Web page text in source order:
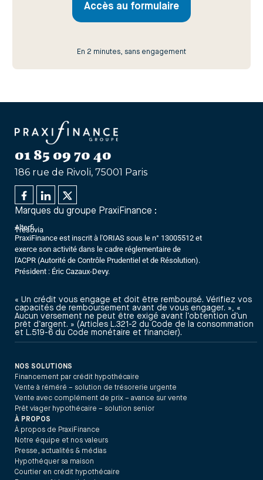
Accès au formulaire
En 2 minutes, sans engagement
01 85 09 70 40
186 rue de Rivoli, 75001 Paris
Marques du groupe PraxiFinance :
Alterfi
Trésovia
PraxiFinance est inscrit à l'ORIAS sous le n° 13005512 et
exerce son activité dans le cadre réglementaire de
l'ACPR (Autorité de Contrôle Prudentiel et de Résolution).
Président : Éric Cazaux-Devy.
« Un crédit vous engage et doit être remboursé. Vérifiez vos
capacités de remboursement avant de vous engager. », «
Aucun versement ne peut être exigé avant l’obtention d’un
prêt d’argent. » (Articles L.321-2 du Code de la consommation
et L.519-6 du Code monétaire et financier).
NOS SOLUTIONS
Financement par crédit hypothécaire
Vente à réméré – solution de trésorerie urgente
Vente avec complément de prix – avance sur vente
Prêt viager hypothécaire – solution senior
À PROPOS
À propos de PraxiFinance
Notre équipe et nos valeurs
Presse, actualités & médias
Hypothéquer sa maison
Courtier en crédit hypothécaire